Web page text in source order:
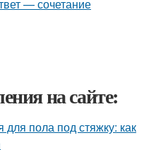
на сайте:
пола под стяжку: как